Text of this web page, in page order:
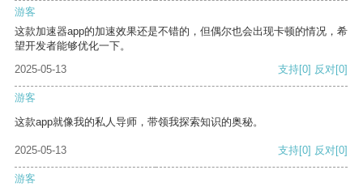
游客
这款加速器app的加速效果还是不错的，但偶尔也会出现卡顿的情况，希
望开发者能够优化一下。
2025-05-13
支持[0] 反对[0]
游客
这款app就像我的私人导师，带领我探索知识的奥秘。
2025-05-13 支持[0] 反对[0]
游客